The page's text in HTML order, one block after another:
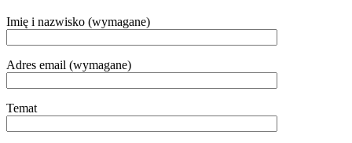
Imię i nazwisko (wymagane)
Adres email (wymagane)
Temat